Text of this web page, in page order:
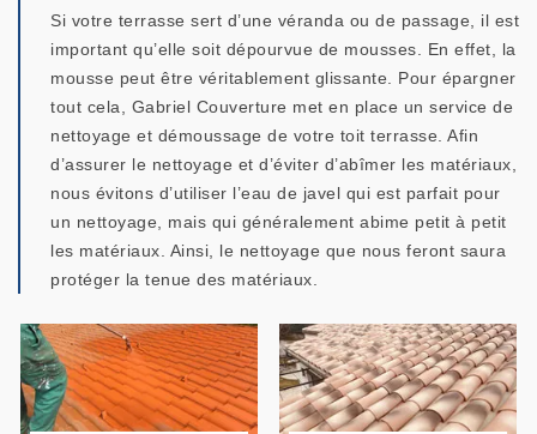
Si votre terrasse sert d’une véranda ou de passage, il est
important qu’elle soit dépourvue de mousses. En effet, la
mousse peut être véritablement glissante. Pour épargner
tout cela, Gabriel Couverture met en place un service de
nettoyage et démoussage de votre toit terrasse. Afin
d’assurer le nettoyage et d’éviter d’abîmer les matériaux,
nous évitons d’utiliser l’eau de javel qui est parfait pour
un nettoyage, mais qui généralement abime petit à petit
les matériaux. Ainsi, le nettoyage que nous feront saura
protéger la tenue des matériaux.